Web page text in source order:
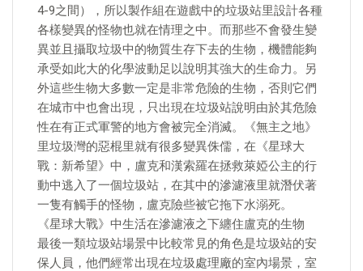
4-9之間），所以製作組在遊戲中的垃圾站里設計各種
各樣變異的怪物也就在情理之中。而那些不會發生變
異並且攝取垃圾中的物質生存下去的生物，機體能夠
承受如此大的化學波動足以說明其強大的生命力。另
外這些生物大多數一定是非常危險的生物，否則它們
在城市中也會出現，只出現在垃圾站說明由於其危險
性在有正式軍警的地方會被完全消滅。《無主之地》
里垃圾灣的惡棍里就有很多變異侏儒，在《星球大
戰：新希望》中，盧克和漢索羅在拯救萊婭公主的行
動中逃入了一個垃圾站，在其中的滲濾液里就潛伏著
一隻有觸手的怪物，盧克險些被它拖下水溺死。
《星球大戰》中生活在滲濾液之下纏住盧克的生物
最後一類垃圾站場景中比較常見的角色是垃圾站的安
保人員，他們經常出現在垃圾處理廠的室內場景，室